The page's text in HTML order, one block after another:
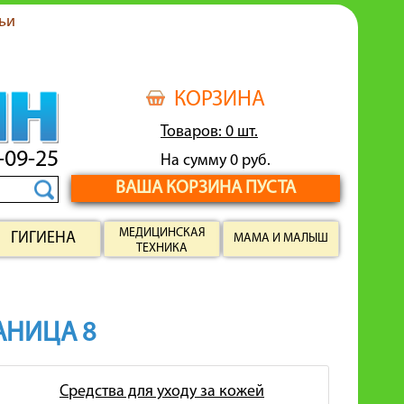
КОРЗИНА
Товаров: 0 шт.
На сумму 0 руб.
ВАША КОРЗИНА ПУСТА
25
ГИГИЕНА
МЕДИЦИНСКАЯ
ТЕХНИКА
МАМА И МАЛЫШ
8
Средства для уходу за кожей